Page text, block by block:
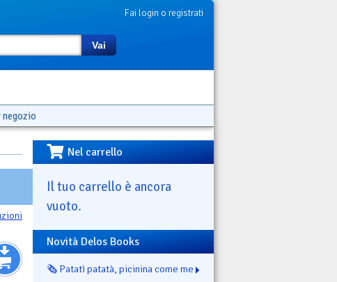
Fai login o registrati
Vai
negozio
Nel carrello
Il tuo carrello è ancora
vuoto.
Novità Delos Books
🗞️ Patatì patatà, picinina come me